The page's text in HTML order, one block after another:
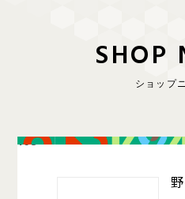
SHOP
ショップ
103